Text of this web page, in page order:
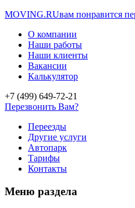
MOVING.RUвам понравится
О компании
Наши работы
Наши клиенты
Вакансии
Калькулятор
+7 (499) 649-72-21
Перезвонить Вам?
Переезды
Другие услуги
Автопарк
Тарифы
Контакты
Меню раздела